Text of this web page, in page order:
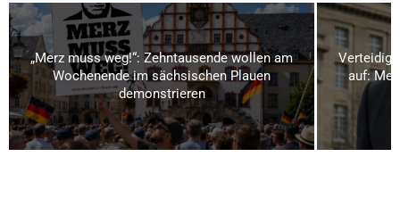
„Merz muss weg!“: Zehntausende wollen am
Wochenende im sächsischen Plauen
demonstrieren
auf: